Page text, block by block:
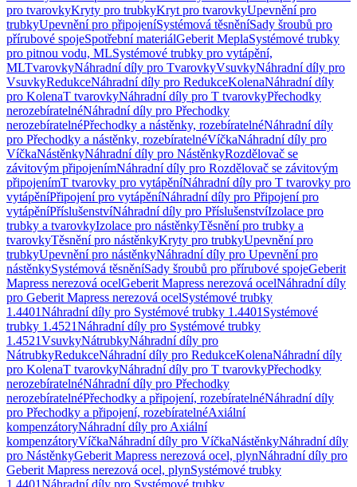
pro tvarovkyKryty pro trubkyKryt pro tvarovkyUpevnění pro
trubkyUpevnění pro připojeníSystémová těsněníSady šroubů pro
přírubové spojeSpotřební materiálGeberit MeplaSystémové trubky
pro pitnou vodu, MLSystémové trubky pro vytápění,
MLTvarovkyNáhradní díly pro TvarovkyVsuvkyNáhradní díly pro
VsuvkyRedukceNáhradní díly pro RedukceKolenaNáhradní díly
pro KolenaT tvarovkyNáhradní díly pro T tvarovkyPřechodky
nerozebíratelnéNáhradní díly pro Přechodky
nerozebíratelnéPřechodky a nástěnky, rozebíratelnéNáhradní díly
pro Přechodky a nástěnky, rozebíratelnéVíčkaNáhradní díly pro
VíčkaNástěnkyNáhradní díly pro NástěnkyRozdělovač se
závitovým připojenímNáhradní díly pro Rozdělovač se závitovým
připojenímT tvarovky pro vytápěníNáhradní díly pro T tvarovky pro
vytápěníPřipojení pro vytápěníNáhradní díly pro Připojení pro
vytápěníPříslušenstvíNáhradní díly pro PříslušenstvíIzolace pro
trubky a tvarovkyIzolace pro nástěnkyTěsnění pro trubky a
tvarovkyTěsnění pro nástěnkyKryty pro trubkyUpevnění pro
trubkyUpevnění pro nástěnkyNáhradní díly pro Upevnění pro
nástěnkySystémová těsněníSady šroubů pro přírubové spojeGeberit
Mapress nerezová ocelGeberit Mapress nerezová ocelNáhradní díly
pro Geberit Mapress nerezová ocelSystémové trubky
1.4401Náhradní díly pro Systémové trubky 1.4401 Systémové
trubky 1.4521Náhradní díly pro Systémové trubky
1.4521VsuvkyNátrubkyNáhradní díly pro
NátrubkyRedukceNáhradní díly pro RedukceKolenaNáhradní díly
pro KolenaT tvarovkyNáhradní díly pro T tvarovkyPřechodky
nerozebíratelnéNáhradní díly pro Přechodky
nerozebíratelnéPřechodky a připojení, rozebíratelnéNáhradní díly
pro Přechodky a připojení, rozebíratelnéAxiální
kompenzátoryNáhradní díly pro Axiální
kompenzátoryVíčkaNáhradní díly pro VíčkaNástěnkyNáhradní díly
pro NástěnkyGeberit Mapress nerezová ocel, plynNáhradní díly pro
Geberit Mapress nerezová ocel, plynSystémové trubky
1.4401Náhradní díly pro Systémové trubky